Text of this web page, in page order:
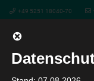
+49 5251 18040-70